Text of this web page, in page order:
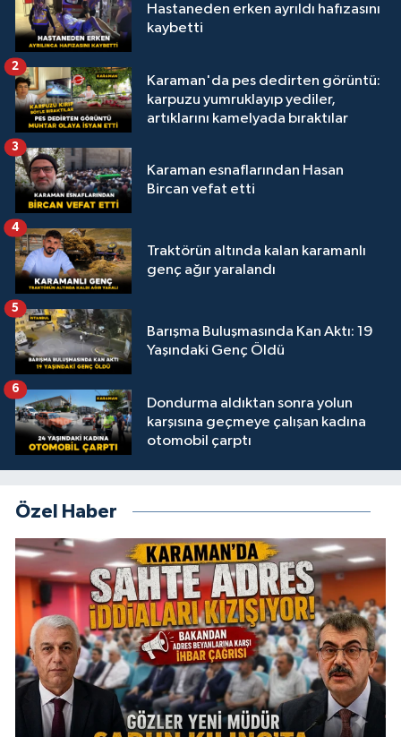
Hastaneden erken ayrıldı hafızasını
kaybetti
Karaman'da pes dedirten görüntü:
karpuzu yumruklayıp yediler,
artıklarını kamelyada bıraktılar
2
Karaman esnaflarından Hasan
Bircan vefat etti
3
Traktörün altında kalan karamanlı
genç ağır yaralandı
4
Barışma Buluşmasında Kan Aktı: 19
Yaşındaki Genç Öldü
5
Dondurma aldıktan sonra yolun
karşısına geçmeye çalışan kadına
otomobil çarptı
6
Özel Haber